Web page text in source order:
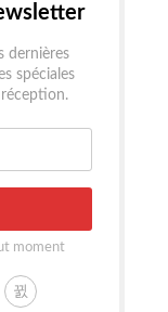
dernières
spéciales
moment